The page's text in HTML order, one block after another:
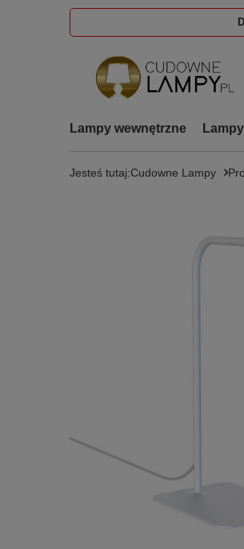
Lampy wewnętrzne
Jesteś tutaj:Cudowne Lampy